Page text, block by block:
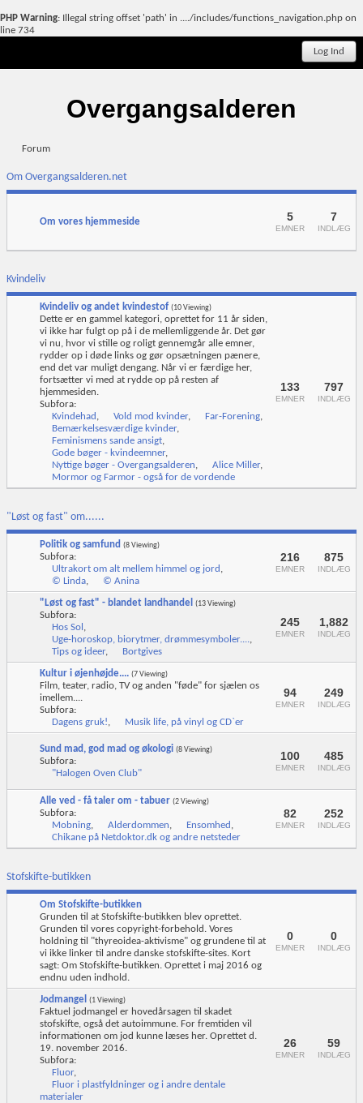
PHP Warning: Illegal string offset 'path' in ..../includes/functions_navigation.php on
line 734
Log Ind
Overgangsalderen
Forum
Om Overgangsalderen.net
Om vores hjemmeside 5
EMNER
7
INDLÆG
Kvindeliv
Kvindeliv og andet kvindestof (10 Viewing)
Dette er en gammel kategori, oprettet for 11 år siden,
vi ikke har fulgt op på i de mellemliggende år. Det gør
vi nu, hvor vi stille og roligt gennemgår alle emner,
rydder op i døde links og gør opsætningen pænere,
end det var muligt dengang. Når vi er færdige her,
fortsætter vi med at rydde op på resten af
hjemmesiden.
Subfora:
Kvindehad , Vold mod kvinder, Far-Forening,
Bemærkelsesværdige kvinder,
Feminismens sande ansigt,
Gode bøger - kvindeemner,
Nyttige bøger - Overgangsalderen, Alice Miller,
Mormor og Farmor - også for de vordende
133
EMNER
797
INDLÆG
"Løst og fast" om......
Politik og samfund (8 Viewing)
Subfora:
Ultrakort om alt mellem himmel og jord ,
© Linda, © Anina
216
EMNER
875
INDLÆG
"Løst og fast" - blandet landhandel (13 Viewing)
Subfora:
Hos Sol ,
Uge-horoskop, biorytmer, drømmesymboler....,
Tips og ideer, Bortgives
245
EMNER
1,882
INDLÆG
Kultur i øjenhøjde.... (7 Viewing)
Film, teater, radio, TV og anden "føde" for sjælen os
imellem....
Subfora:
Dagens gruk!, Musik life, på vinyl og CD`er
94
EMNER
249
INDLÆG
Sund mad, god mad og økologi (8 Viewing)
Subfora:
"Halogen Oven Club"
100
EMNER
485
INDLÆG
Alle ved - få taler om - tabuer (2 Viewing)
Subfora:
Mobning, Alderdommen, Ensomhed ,
Chikane på Netdoktor.dk og andre netsteder
82
EMNER
252
INDLÆG
Stofskifte-butikken
Om Stofskifte-butikken
Grunden til at Stofskifte-butikken blev oprettet.
Grunden til vores copyright-forbehold. Vores
holdning til "thyreoidea-aktivisme" og grundene til at
vi ikke linker til andre danske stofskifte-sites. Kort
sagt: Om Stofskifte-butikken. Oprettet i maj 2016 og
endnu uden indhold.
0
EMNER
0
INDLÆG
Jodmangel (1 Viewing)
Faktuel jodmangel er hovedårsagen til skadet
stofskifte, også det autoimmune. For fremtiden vil
informationen om jod kunne læses her. Oprettet d.
19. november 2016.
Subfora:
Fluor,
Fluor i plastfyldninger og i andre dentale
materialer
26
EMNER
59
INDLÆG